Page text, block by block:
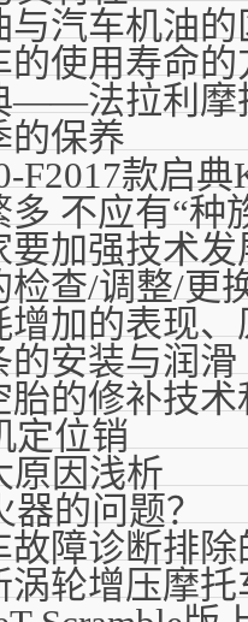
与汽车机油的
的使用寿命的
——法拉利摩
的保养
F2017款启典
不应有“种
要加强技术发
检查/调整/更
增加的表现
的安装与润滑
胎的修补技
定位销
原因浅析
器的问题？
故障诊断排
涡轮增压摩